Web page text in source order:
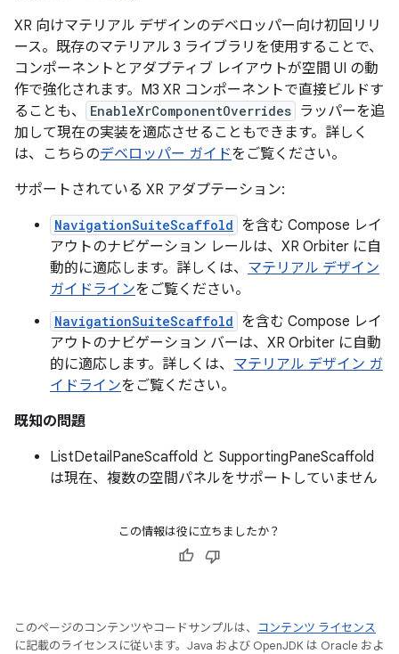
XR 向けマテリアル デザインのデベロッパー向け初回リリ
ース。既存のマテリアル 3 ライブラリを使用することで、
コンポーネントとアダプティブ レイアウトが空間 UI の動
作で強化されます。M3 XR コンポーネントで直接ビルドす
ることも、
EnableXrComponentOverrides ラッパーを追
加して現在の実装を適応させることもできます。詳しく
は、こちらのデベロッパー ガイドをご覧ください。
サポートされている XR アダプテーション:
NavigationSuiteScaffold を含む Compose レイ
アウトのナビゲーション レールは、XR Orbiter に自
動的に適応します。詳しくは、 マテリアル デザイン
ガイドラインをご覧ください。
NavigationSuiteScaffold を含む Compose レイ
アウトのナビゲーション バーは、XR Orbiter に自動
的に適応します。詳しくは、 マテリアル デザイン ガ
イドラインをご覧ください。
既知の問題
ListDetailPaneScaffold と SupportingPaneScaffold
は現在、複数の空間パネルをサポートしていません
この情報は役に立ちましたか？
このページのコンテンツやコードサンプルは、
コンテンツ ライセンス
に記載のライセンスに従います。Java および OpenJDK は Oracle およ